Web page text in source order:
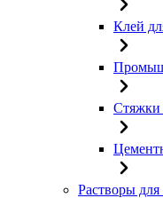
Клей
Стяжки
Растворы для